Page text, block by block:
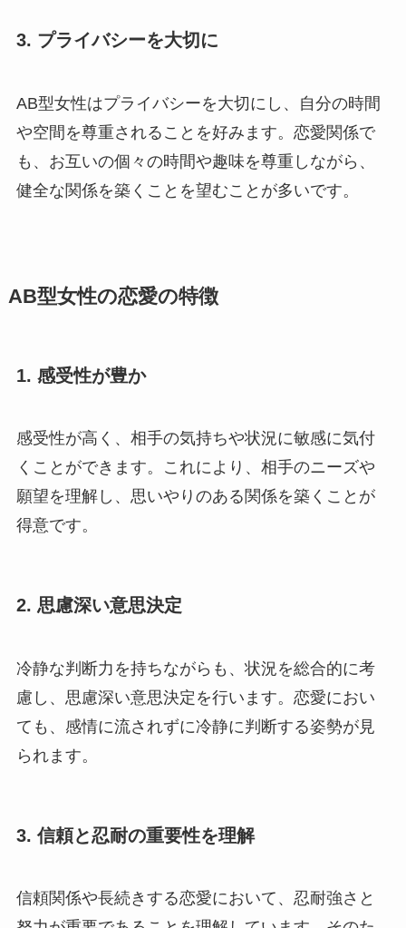
3. プライバシーを大切に
AB型女性はプライバシーを大切にし、自分の時間
や空間を尊重されることを好みます。恋愛関係で
も、お互いの個々の時間や趣味を尊重しながら、
健全な関係を築くことを望むことが多いです。
AB型女性の恋愛の特徴
1. 感受性が豊か
感受性が高く、相手の気持ちや状況に敏感に気付
くことができます。これにより、相手のニーズや
願望を理解し、思いやりのある関係を築くことが
得意です。
2. 思慮深い意思決定
冷静な判断力を持ちながらも、状況を総合的に考
慮し、思慮深い意思決定を行います。恋愛におい
ても、感情に流されずに冷静に判断する姿勢が見
られます。
3. 信頼と忍耐の重要性を理解
信頼関係や長続きする恋愛において、忍耐強さと